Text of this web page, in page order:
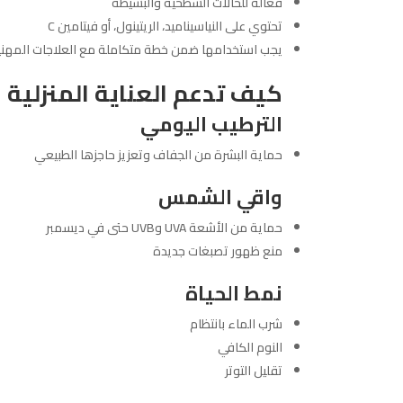
تحتوي على النياسيناميد، الريتينول، أو فيتامينC
يجب استخدامها ضمن خطة متكاملة مع العلاجات
كيف تدعم العناية المنزلية
الترطيب اليومي
حماية البشرة من الجفاف وتعزيز حاجزها الطبيعي
واقي الشمس
حماية من الأشعةUVAوUVBحتى في ديسمبر
منع ظهور تصبغات جديدة
نمط الحياة
شرب الماء بانتظام
النوم الكافي
تقليل التوتر